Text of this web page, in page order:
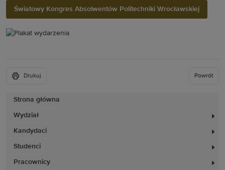
Strona główna
Wydział
Kandydaci
Studenci
Pracownicy
Światowy Kongres Absolwentów Politechniki Wrocławskiej
Drukuj Powrót